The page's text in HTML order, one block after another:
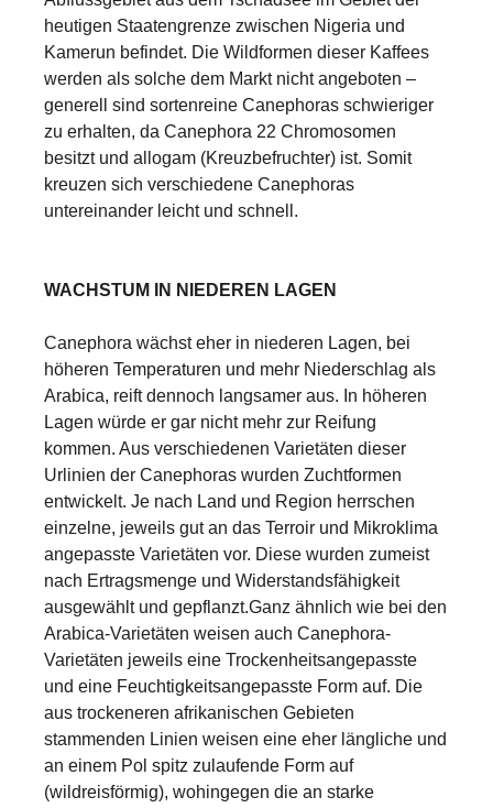
heutigen Staatengrenze zwischen Nigeria und
Kamerun befindet. Die Wildformen dieser Kaffees
werden als solche dem Markt nicht angeboten –
generell sind sortenreine Canephoras schwieriger
zu erhalten, da Canephora 22 Chromosomen
besitzt und allogam (Kreuzbefruchter) ist. Somit
kreuzen sich verschiedene Canephoras
untereinander leicht und schnell.
WACHSTUM IN NIEDEREN LAGEN
Canephora wächst eher in niederen Lagen, bei
höheren Temperaturen und mehr Niederschlag als
Arabica, reift dennoch langsamer aus. In höheren
Lagen würde er gar nicht mehr zur Reifung
kommen. Aus verschiedenen Varietäten dieser
Urlinien der Canephoras wurden Zuchtformen
entwickelt. Je nach Land und Region herrschen
einzelne, jeweils gut an das Terroir und Mikroklima
angepasste Varietäten vor. Diese wurden zumeist
nach Ertragsmenge und Widerstandsfähigkeit
ausgewählt und gepflanzt.Ganz ähnlich wie bei den
Arabica-Varietäten weisen auch Canephora-
Varietäten jeweils eine Trockenheitsangepasste
und eine Feuchtigkeitsangepasste Form auf. Die
aus trockeneren afrikanischen Gebieten
stammenden Linien weisen eine eher längliche und
an einem Pol spitz zulaufende Form auf
(wildreisförmig), wohingegen die an starke